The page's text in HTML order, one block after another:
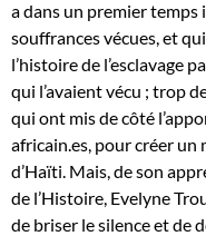
a dans un premier temps
souffrances vécues, et
l’histoire de l’esclavage
qui l’avaient vécu ; trop
qui ont mis de côté
africain.es, pour créer
d’Haïti. Mais, de son
de l’Histoire, Evelyne
de briser le silence et de